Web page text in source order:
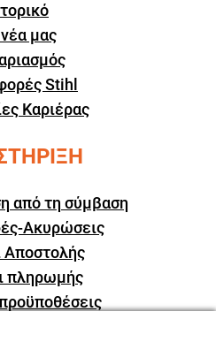
μας
Stihl
Καριέρας
από τη σύμβαση
Ακυρώσεις
Αποστολής
πληρωμής